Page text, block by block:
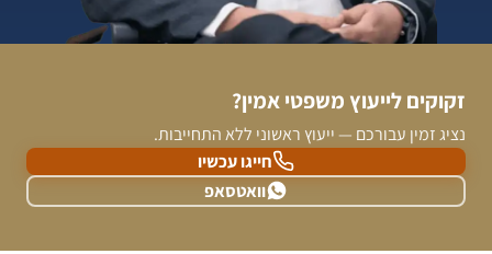
זקוקים לייעוץ משפטי אמין?
נציג זמין עבורכם — ייעוץ ראשוני ללא התחייבות.
חייגו עכשיו
וואטסאפ